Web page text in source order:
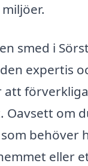
smed i
expertis
att
Oavsett om
behöver
eller